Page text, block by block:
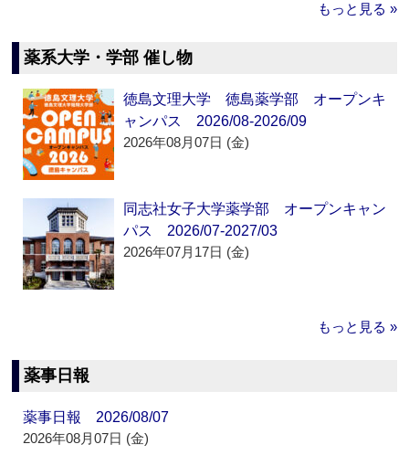
もっと見る »
薬系大学・学部 催し物
徳島文理大学 徳島薬学部 オープンキ
ャンパス 2026/08-2026/09
2026年08月07日 (金)
同志社女子大学薬学部 オープンキャン
パス 2026/07-2027/03
2026年07月17日 (金)
もっと見る »
薬事日報
薬事日報 2026/08/07
2026年08月07日 (金)